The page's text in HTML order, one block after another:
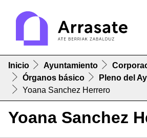
Inicio Ayuntamiento
Órganos básico
Pleno del
Yoana Sanchez Herrero
Yoana Sanchez